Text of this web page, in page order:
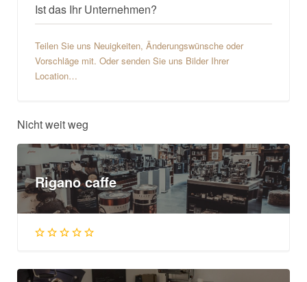
Ist das Ihr Unternehmen?
Teilen Sie uns Neuigkeiten, Änderungswünsche oder
Vorschläge mit. Oder senden Sie uns Bilder Ihrer
Location…
Nicht weit weg
Rigano caffe